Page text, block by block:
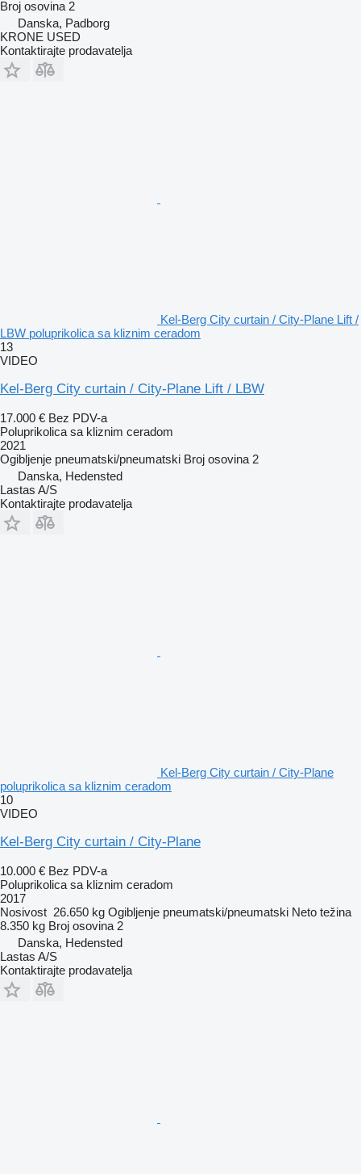
Broj osovina 2
Danska, Padborg
KRONE USED
Kontaktirajte prodavatelja
Kel-Berg City curtain / City-Plane Lift /
LBW poluprikolica sa kliznim ceradom
13
VIDEO
Kel-Berg City curtain / City-Plane Lift / LBW
17.000 € Bez PDV-a
Poluprikolica sa kliznim ceradom
2021
Ogibljenje pneumatski/pneumatski Broj osovina 2
Danska, Hedensted
Lastas A/S
Kontaktirajte prodavatelja
Kel-Berg City curtain / City-Plane
poluprikolica sa kliznim ceradom
10
VIDEO
Kel-Berg City curtain / City-Plane
10.000 € Bez PDV-a
Poluprikolica sa kliznim ceradom
2017
Nosivost 26.650 kg Ogibljenje pneumatski/pneumatski Neto težina
8.350 kg Broj osovina 2
Danska, Hedensted
Lastas A/S
Kontaktirajte prodavatelja